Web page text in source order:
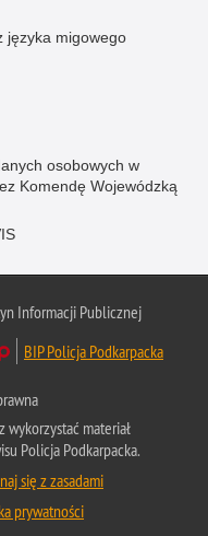
języka migowego
osobowych w
Komendę Wojewódzką
Informacji Publicznej
BIP Policja Podkarpacka
wykorzystać materiał
Policja Podkarpacka.
się z zasadami
prywatności